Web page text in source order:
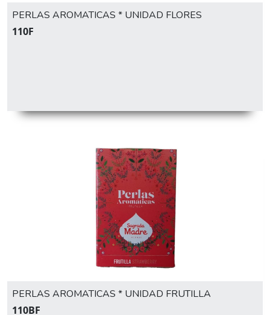
PERLAS AROMATICAS * UNIDAD FLORES
110F
PERLAS AROMATICAS * UNIDAD FRUTILLA
110BF